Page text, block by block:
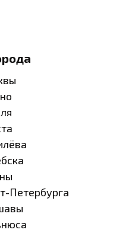
Петербурга